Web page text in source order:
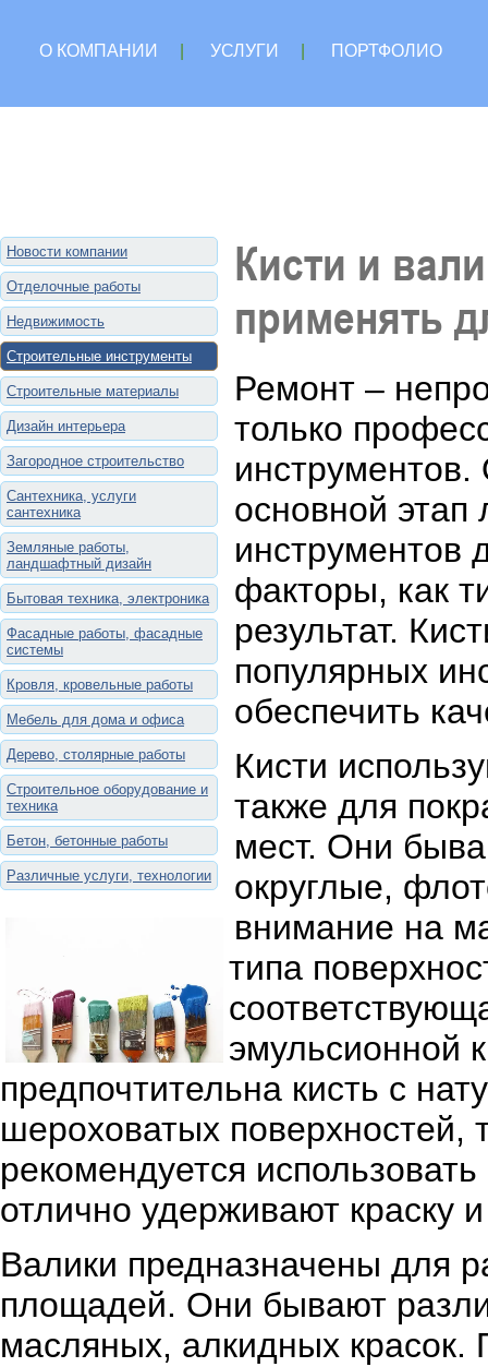
О КОМПАНИИ УСЛУГИ
ПОРТФОЛИО
Новости компании
Отделочные работы
Недвижимость
Строительные инструменты
Строительные материалы
Дизайн интерьера
Загородное строительство
Сантехника, услуги
сантехника
Земляные работы,
ландшафтный дизайн
Бытовая техника, электроника
Фасадные работы, фасадные
системы
Кровля, кровельные работы
Мебель для дома и офиса
Дерево, столярные работы
Строительное оборудование и
техника
Бетон, бетонные работы
Различные услуги, технологии
Кисти и
применять
Ремонт –
только
основной
инструментов
факторы, как
результат.
популярных
обеспечить
Кисти
также для
мест. Они
округлые,
внимание на
типа
эмульсионной
предпочтительна кисть с
шероховатых поверхностей,
рекомендуется
отлично удерживают краску
Валики предназначены для
площадей. Они бывают
масляных, алкидных